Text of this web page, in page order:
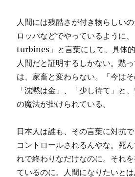
人間には残酷さが付き物らしい
ロッパなどでやっているように
turbines」と言葉にして、具体
人間だと証明するしかない。黙
は、家畜と変わらない。「今はそ
「沈黙は金」、「少し待て」と
の魔法が掛けられている。
日本人は誰も、その言葉に対抗
コントロールされるんやな。死
れで終わりなだけなのに。それ
ているのに。人間になりたいと